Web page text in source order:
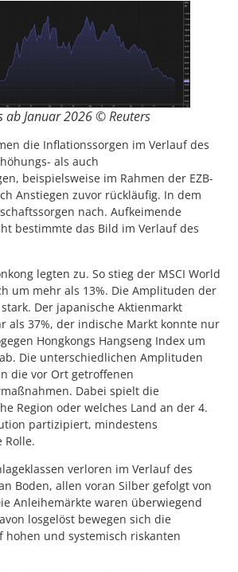
ab Januar 2026 © Reuters
die Inflationssorgen im Verlauf des
als auch
beispielsweise im Rahmen der EZB-
Anstiegen zuvor rückläufig. In dem
nach. Aufkeimende
bestimmte das Bild im Verlauf des
legten zu. So stieg der MSCI World
um mehr als 13%. Die Amplituden der
Der japanische Aktienmarkt
als 37%, der indische Markt konnte nur
Hongkongs Hangseng Index um
Die unterschiedlichen Amplituden
die vor Ort getroffenen
Dabei spielt die
Region oder welches Land an der 4.
partizipiert, mindestens
Rolle.
verloren im Verlauf des
Boden, allen voran Silber gefolgt von
Anleihemärkte waren überwiegend
losgelöst bewegen sich die
hohen und systemisch riskanten